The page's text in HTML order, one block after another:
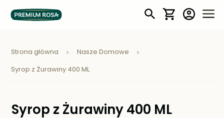
Mój koszyk
Strona główna Nasze Domowe
Syrop z Żurawiny 400 ML
Syrop z Żurawiny 400 ML